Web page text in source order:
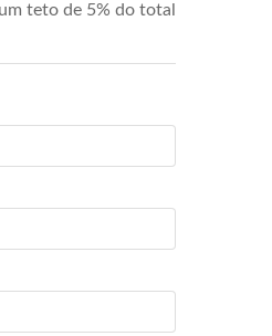
teto de 5% do total